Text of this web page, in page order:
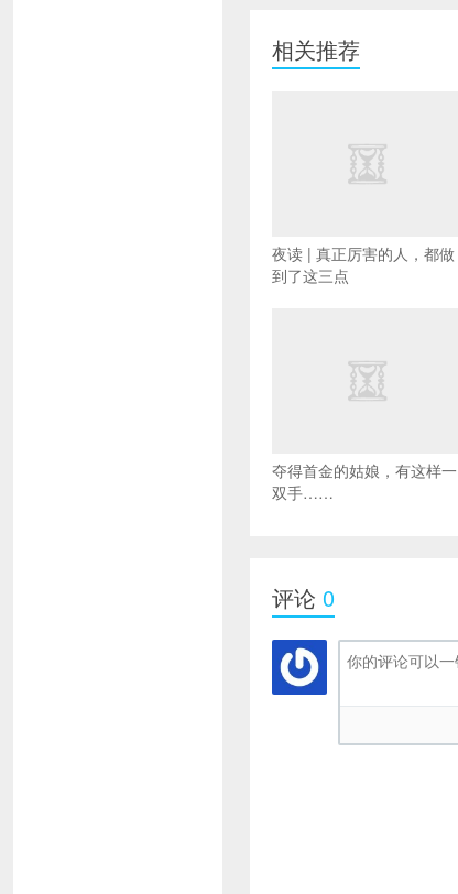
相关推荐
夜读 | 真正厉害的人，都做
到了这三点
夺得首金的姑娘，有这样一
双手……
评论 0